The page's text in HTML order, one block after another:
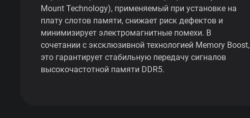
Mount Technology), применяемый при установке на
плату слотов памяти, снижает риск дефектов и
минимизирует электромагнитные помехи. В
сочетании с эксклюзивной технологией Memory Boost,
это гарантирует стабильную передачу сигналов
высокочастотной памяти DDR5.